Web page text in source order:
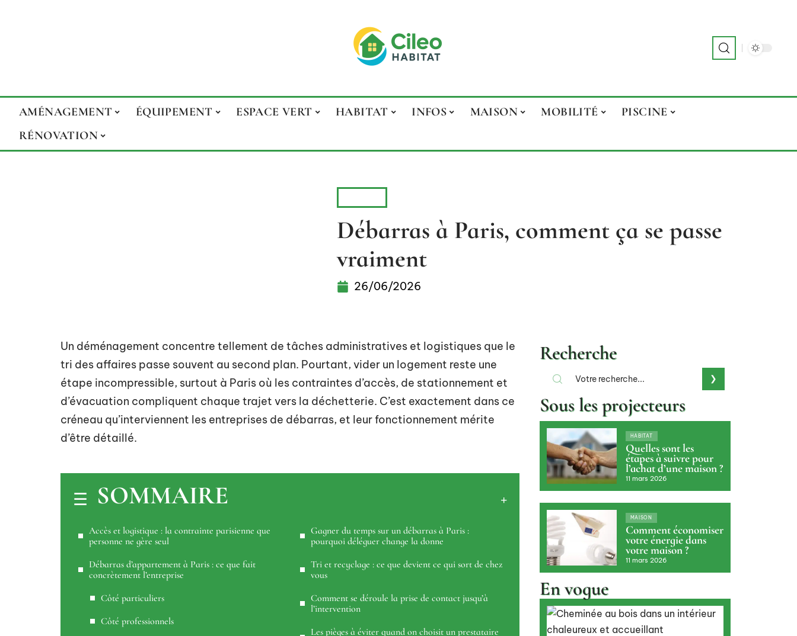
AMÉNAGEMENT ÉQUIPEMENT ESPACE VERT HABITAT INFOS MAISON MOBILITÉ
PISCINE
RÉNOVATION
Débarras à Paris, comment ça se passe
vraiment
26/06/2026
Un déménagement concentre tellement de tâches administratives et logistiques que le
tri des affaires passe souvent au second plan. Pourtant, vider un logement reste une
étape incompressible, surtout à Paris où les contraintes d’accès, de stationnement et
d’évacuation compliquent chaque trajet vers la déchetterie. C’est exactement dans ce
créneau qu’interviennent les entreprises de débarras, et leur fonctionnement mérite
d’être détaillé.
SOMMAIRE
Accès et logistique : la contrainte parisienne que
personne ne gère seul
Débarras d’appartement à Paris : ce que fait
concrètement l’entreprise
Côté particuliers
Côté professionnels
Gagner du temps sur un débarras à Paris :
pourquoi déléguer change la donne
Tri et recyclage : ce que devient ce qui sort de chez
vous
Comment se déroule la prise de contact jusqu’à
l’intervention
Les pièges à éviter quand on choisit un prestataire
Recherche
Sous les projecteurs
HABITAT
Quelles sont les
étapes à suivre pour
l’achat d’une maison ?
11 mars 2026
MAISON
Comment économiser
votre énergie dans
votre maison ?
11 mars 2026
En vogue